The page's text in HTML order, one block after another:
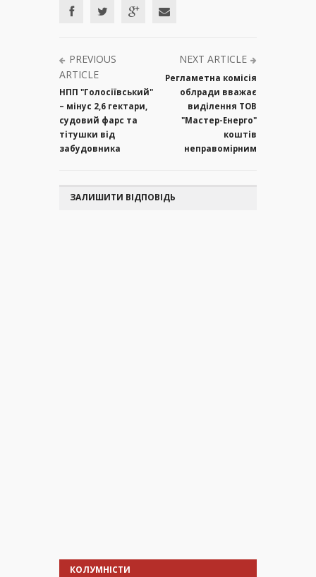
PREVIOUS
ARTICLE
НПП "Голосіївський"
– мінус 2,6 гектари,
судовий фарс та
тітушки від
забудовника
NEXT ARTICLE
Регламетна комісія
облради вважає
виділення ТОВ
"Мастер-Енерго"
коштів
неправомірним
ЗАЛИШИТИ ВІДПОВІДЬ
КОЛУМНІСТИ